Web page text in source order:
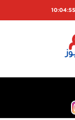
10:04:56